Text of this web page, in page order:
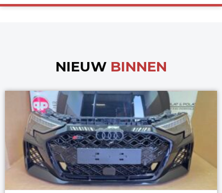
NIEUW BINNEN